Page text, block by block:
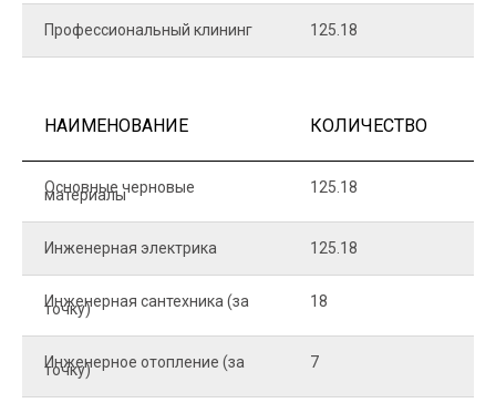
Профессиональный клининг 125.18
НАИМЕНОВАНИЕ КОЛИЧЕСТВО
Основные черновые
материалы 125.18
Инженерная электрика 125.18
Инженерная сантехника (за
точку) 18
Инженерное отопление (за
точку) 7